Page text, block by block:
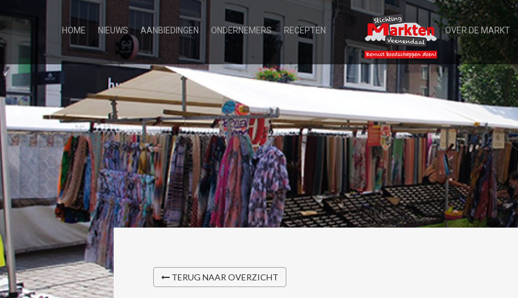
HOME NIEUWS AANBIEDINGEN ONDERNEMERS RECEPTEN OVER DE MARKT
TERUG NAAR OVERZICHT